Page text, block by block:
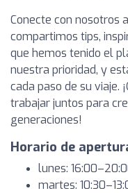
Conecte con nosotros
compartimos tips,
que hemos tenido el
nuestra prioridad, y
cada paso de su viaje.
trabajar juntos para
generaciones!
Horario de
lunes:
martes: